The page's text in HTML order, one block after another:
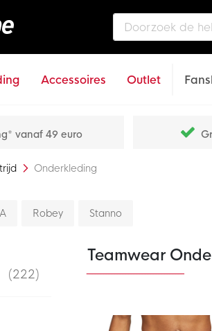
Accessoires Outlet
vanaf 49 euro
Onderkleding
Robey Stanno
Teamwear
222